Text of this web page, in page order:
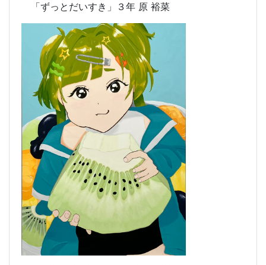
「ずっとだいすき」 ３年 原 裕菜